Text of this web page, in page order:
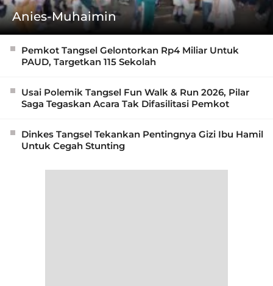
Anies-Muhaimin
Pemkot Tangsel Gelontorkan Rp4 Miliar Untuk
PAUD, Targetkan 115 Sekolah
Usai Polemik Tangsel Fun Walk & Run 2026, Pilar
Saga Tegaskan Acara Tak Difasilitasi Pemkot
Dinkes Tangsel Tekankan Pentingnya Gizi Ibu Hamil
Untuk Cegah Stunting